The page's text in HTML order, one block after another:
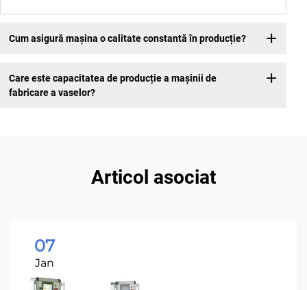
Cum asigură mașina o calitate constantă în producție?
Care este capacitatea de producție a mașinii de
fabricare a vaselor?
Articol asociat
07
Jan